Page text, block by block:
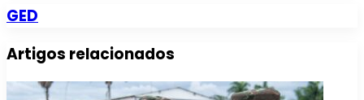
GED
Artigos relacionados